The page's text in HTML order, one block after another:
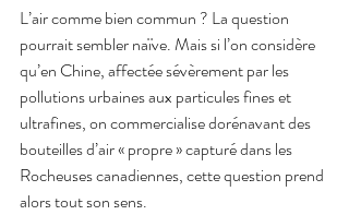
L’air comme bien commun ? La question
pourrait sembler naïve. Mais si l’on considère
qu’en Chine, affectée sévèrement par les
pollutions urbaines aux particules fines et
ultrafines, on commercialise dorénavant des
bouteilles d’air « propre » capturé dans les
Rocheuses canadiennes, cette question prend
alors tout son sens.